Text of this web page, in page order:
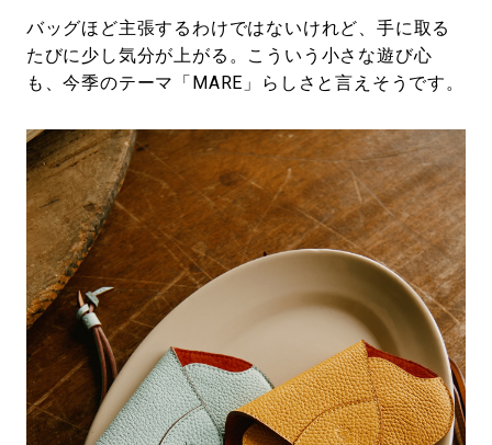
バッグほど主張するわけではないけれど、手に取る
たびに少し気分が上がる。こういう小さな遊び心
も、今季のテーマ「MARE」らしさと言えそうです。